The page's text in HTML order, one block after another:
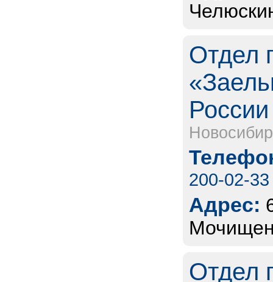
Отдел
200-02-33
Адрес:
Отдел